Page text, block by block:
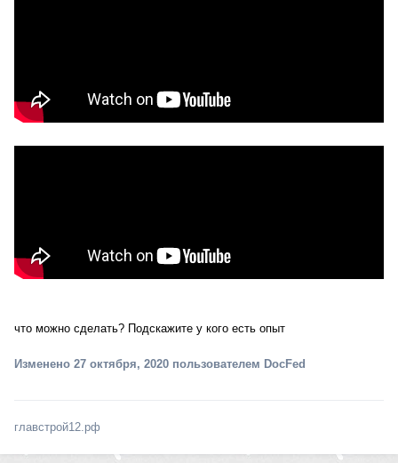
что можно сделать? Подскажите у кого есть опыт
Изменено 27 октября, 2020 пользователем DocFed
главстрой12.рф